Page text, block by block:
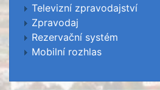
Televizní zpravodajství
Zpravodaj
Rezervační systém
Mobilní rozhlas